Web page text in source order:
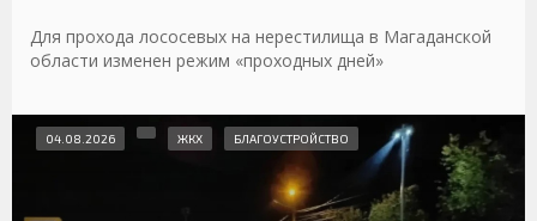
Для прохода лососевых на нерестилища в Магаданской
области изменен режим «проходных дней»
04.08.2026 ЖКХ БЛАГОУСТРОЙСТВО